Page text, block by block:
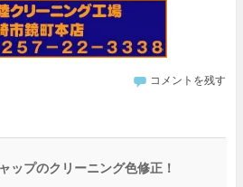
コメントを残す
プのクリーニング色修正！